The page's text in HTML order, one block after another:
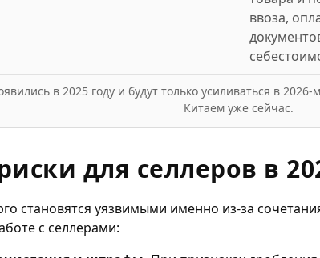
ввоза,
в 2025 году и будут только усиливаться в
Китаем уже сейчас.
для селлеров в
становятся уязвимыми именно из-за
с селлерами: